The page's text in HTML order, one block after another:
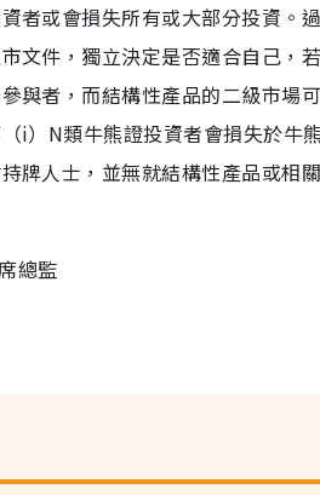
者或會損失所有或大部分投資。
文件，獨立決定是否適合自己，
與者，而結構性產品的二級市場
i）N類牛熊證投資者會損失於牛
牌人士，並無就結構性產品或相
總監